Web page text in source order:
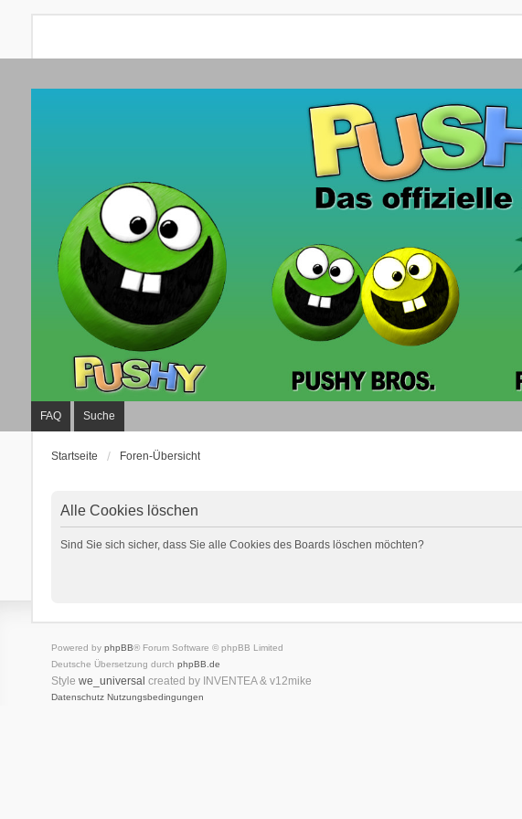
FAQ Suche
Startseite Foren-Übersicht
Alle Cookies löschen
Sind Sie sich sicher, dass Sie alle Cookies des Boards löschen möchten?
Powered by phpBB® Forum Software © phpBB Limited
Deutsche Übersetzung durch phpBB.de
Style we_universal created by INVENTEA & v12mike
Datenschutz Nutzungsbedingungen